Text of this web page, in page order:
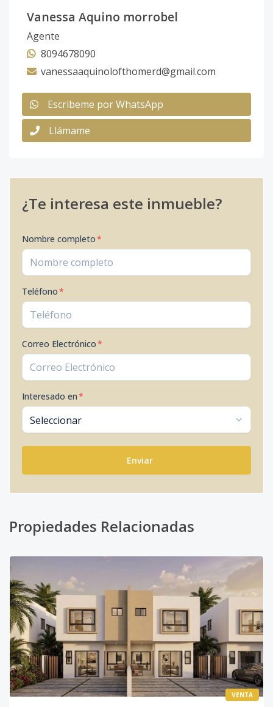
Vanessa Aquino morrobel
Agente
8094678090
vanessaaquinolofthomerd@gmail.com
Escribeme por WhatsApp
Llámame
¿Te interesa este inmueble?
Nombre completo*
Teléfono*
Correo Electrónico*
Interesado en*
Enviar
Propiedades Relacionadas
VENTA